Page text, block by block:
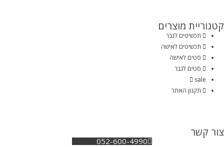
קטגוריית מוצרים
תכשיטים לגבר
תכשיטים לאישה
סטים לאישה
סטים לגבר
sale
תקנון האתר
צור קשר
052-600-4990